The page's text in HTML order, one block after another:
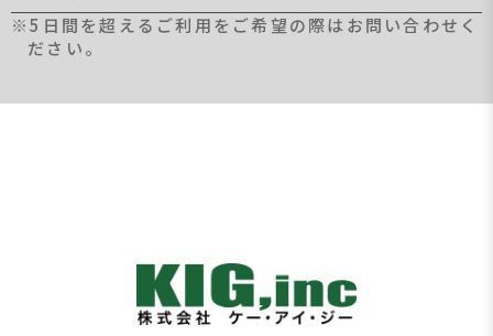
※5日間を超えるご利用をご希望の際はお問い合わせく
ださい。